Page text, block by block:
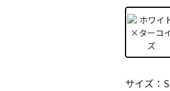
サイズ：S